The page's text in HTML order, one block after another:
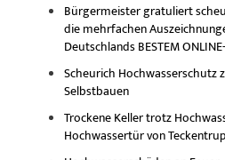
Bürgermeister gratuliert
die mehrfachen
Deutschlands BESTEM
Scheurich Hochwasserschutz
Selbstbauen
Trockene Keller trotz
Hochwassertür von Teckentrup